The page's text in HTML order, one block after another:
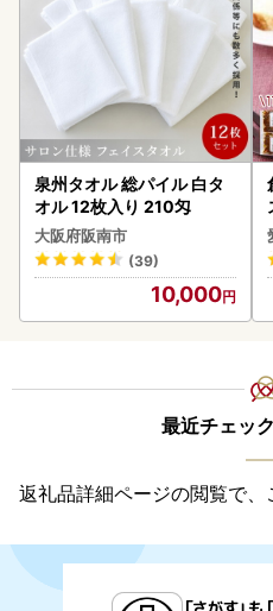
泉州タオル 総パイル 白タ
オル 12枚入り 210匁
大阪府阪南市
(39)
10,000
最近チェッ
返礼品詳細ページの閲覧で、